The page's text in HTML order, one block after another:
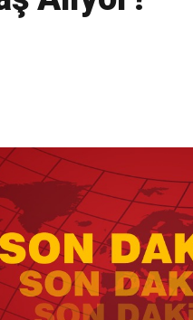
Örgütüne MİT’ten Darbe!